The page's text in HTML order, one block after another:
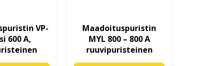
VP-
600 A,
Maadoituspuristin
MYL 800 – 800 A
ruuvipuristeinen